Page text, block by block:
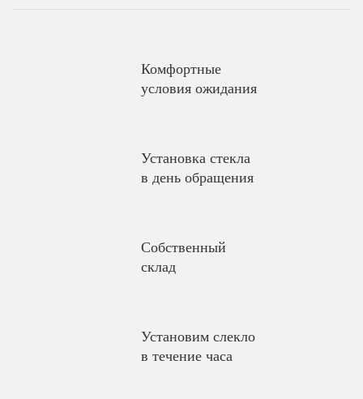
Комфортные
условия ожидания
Установка стекла
в день обращения
Собственный
склад
Установим слекло
в течение часа